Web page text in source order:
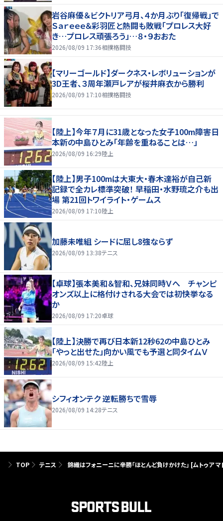
岩谷麻優＆ビクトリア弓月、４か月ぶり「復帰戦」で
Ｓａｒｅｅｅ＆彩羽匠と熱闘も敗戦「プロレス大好
き…プロレス頑張ろう」…８・９おおた
2026/08/09 17:36相撲格闘技
【マリーゴールド】ダークネス・レボリューションが
3D王者、３周年瀬戸レアが桜井麻衣から勝利
2026/08/09 17:10相撲格闘技
【陸上】今年７月に31歳となった女子100m障害日
本新の中島ひとみ「年齢を重ねることは…」
2026/08/09 16:29陸上
【陸上】男子100mは大東大・春木達裕が自己新
記録で全カレ標準突破！ 早稲田・水野琉之介も出
場 第21回トワイライト・ゲームス
2026/08/09 17:10陸上
加藤未唯組 シードに屈し8強ならず
2026/08/09 13:38テニス
【卓球】張本美和＆智和、兄妹同時Ｖへ チャンピ
オンズ以上に格付けされる大会では初快挙なる
か
2026/08/09 17:20卓球
【陸上】決勝で再び日本新12秒62の中島ひとみ
「やっと出せた」向かい風でも予選と同タイムＶ
2026/08/09 15:42陸上
シフィオンテク 逆転勝ちで雪辱
2026/08/09 14:28テニス
TOP テニス 錦織はフォニーニに辛勝「ほとんど負けかけた」 [ムトゥア マ